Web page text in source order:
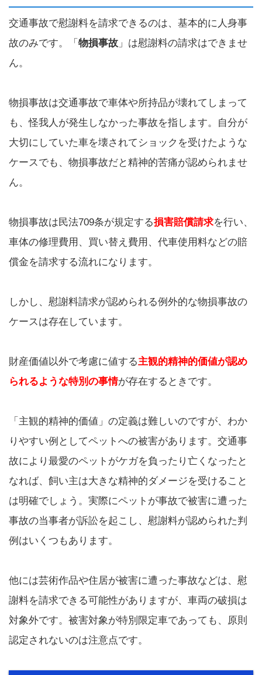
交通事故で慰謝料を請求できるのは、基本的に人身事
故のみです。「 物損事故 」は慰謝料の請求はできませ
ん。
物損事故は交通事故で車体や所持品が壊れてしまって
も、怪我人が発生しなかった事故を指します。自分が
大切にしていた車を壊されてショックを受けたような
ケースでも、物損事故だと精神的苦痛が認められませ
ん。
物損事故は民法709条が規定する損害賠償請求を行い、
車体の修理費用、買い替え費用、代車使用料などの賠
償金を請求する流れになります。
しかし、慰謝料請求が認められる例外的な物損事故の
ケースは存在しています。
財産価値以外で考慮に値する主観的精神的価値が認め
られるような特別の事情が存在するときです。
「主観的精神的価値」の定義は難しいのですが、わか
りやすい例としてペットへの被害があります。交通事
故により最愛のペットがケガを負ったり亡くなったと
なれば、飼い主は大きな精神的ダメージを受けること
は明確でしょう。実際にペットが事故で被害に遭った
事故の当事者が訴訟を起こし、慰謝料が認められた判
例はいくつもあります。
他には芸術作品や住居が被害に遭った事故などは、慰
謝料を請求できる可能性がありますが、車両の破損は
対象外です。被害対象が特別限定車であっても、原則
認定されないのは注意点です。